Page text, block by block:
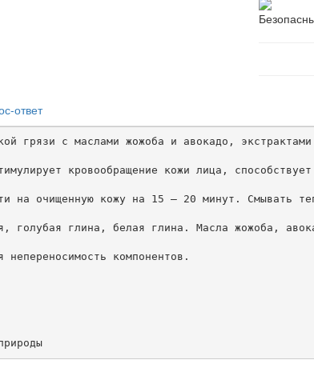
ответ
грязи с маслами жожоба и авокадо,
кровообращение кожи лица,
на очищенную кожу на 15 – 20 минут. Смывать
голубая глина, белая глина. Масла жожоба,
непереносимость компонентов.